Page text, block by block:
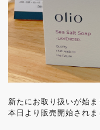
新たにお取り扱いが始ま
本日より販売開始されま